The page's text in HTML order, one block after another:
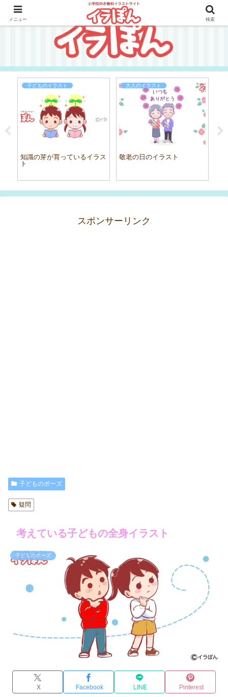
子どものイラスト
知識の芽が育っているイラス
ト
大人のイラスト
敬老の日のイラスト
スポンサーリンク
子どものポーズ
疑問
考えている子どもの全身イラスト
子どものポーズ
X Facebook LINE Pinterest
メニュー 検索